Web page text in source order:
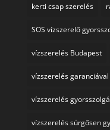
kerti csap szerelés
SOS vízszerelő
vízszerelés Budapest
vízszerelés
vízszerelés
vízszerelés sürgősen